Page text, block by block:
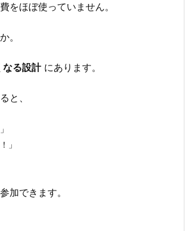
をほぼ使っていません。
。
なる設計にあります。
と、
」
加できます。